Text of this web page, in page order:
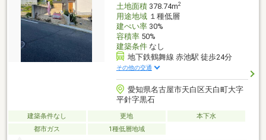
土地面積378.74m2
用途地域１種低層
建ぺい率30%
容積率50%
建築条件なし
地下鉄鶴舞線 赤池駅 徒歩24分
その他の交通
愛知県名古屋市天白区天白町大字
平針字黒石
建築条件なし 更地
本下水
都市ガス
1種低層地域